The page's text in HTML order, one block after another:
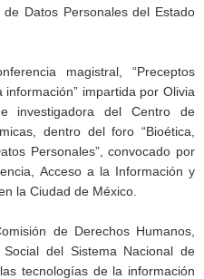
Datos Personales del Estado
magistral, “Preceptos
impartida por Olivia
investigadora del Centro de
dentro del foro “Bioética,
Personales”, convocado por
Acceso a la Información y
la Ciudad de México.
de Derechos Humanos,
del Sistema Nacional de
tecnologías de la información